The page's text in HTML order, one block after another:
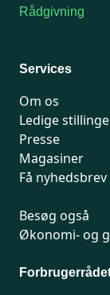
Rådgivning
Services
Om os
Ledige
Presse
Magasiner
Få nyhedsbrev
Besøg også
Økonomi- og